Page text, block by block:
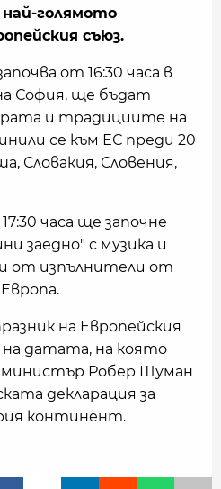
голямото
съюз.
от 16:30 часа в
София, ще бъдат
и традициите на
се към ЕС преди 20
Словакия, Словения,
часа ще започне
заедно" с музика и
от изпълнители от
на Европейския
на датата, на която
Робер Шуман
декларация за
континент.